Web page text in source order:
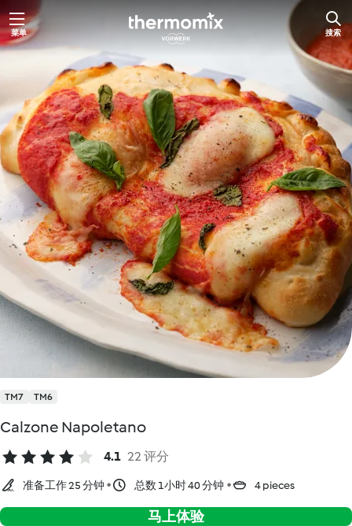
跳
至
菜单 搜索
TM7 TM6
Calzone Napoletano
4.1 22 评分
准备工作 25 分钟 总数 1小时 40 分钟 4 pieces
马上体验